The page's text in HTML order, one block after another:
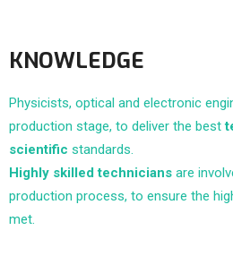
KNOWLEDGE
Physicists, optical and electronic
production stage, to deliver the best
scientific standards.
Highly skilled technicians are
production process, to ensure the
met.